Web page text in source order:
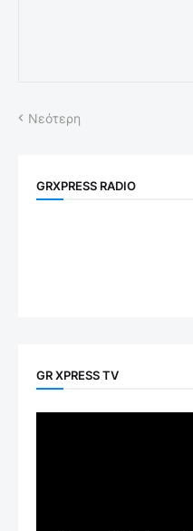
Νεότερη
GRXPRESS RADIO
GR XPRESS TV